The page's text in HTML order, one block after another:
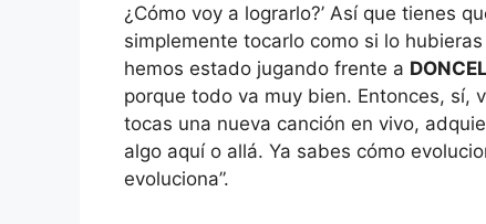
¿Cómo voy a lograrlo?’ Así que tienes
simplemente tocarlo como si lo
hemos estado jugando frente a
porque todo va muy bien. Entonces, sí,
tocas una nueva canción en vivo,
algo aquí o allá. Ya sabes cómo
evoluciona”.